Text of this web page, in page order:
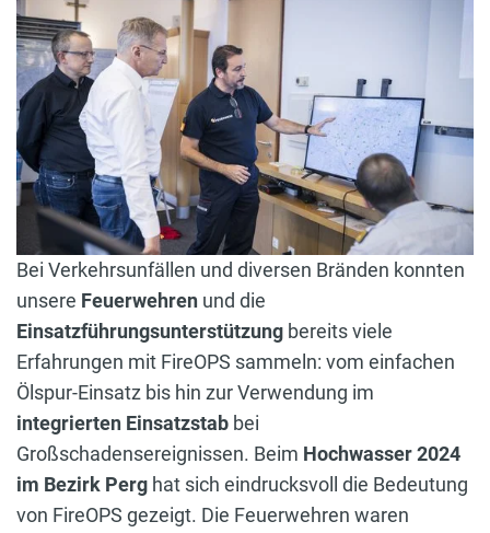
Bei Verkehrsunfällen und diversen Bränden konnten
unsere Feuerwehren und die
Einsatzführungsunterstützung bereits viele
Erfahrungen mit FireOPS sammeln: vom einfachen
Ölspur-Einsatz bis hin zur Verwendung im
integrierten Einsatzstab bei
Großschadensereignissen. Beim Hochwasser 2024
im Bezirk Perg hat sich eindrucksvoll die Bedeutung
von FireOPS gezeigt. Die Feuerwehren waren